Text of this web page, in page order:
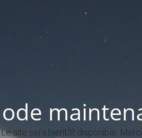
Le site sera bientôt disponible.